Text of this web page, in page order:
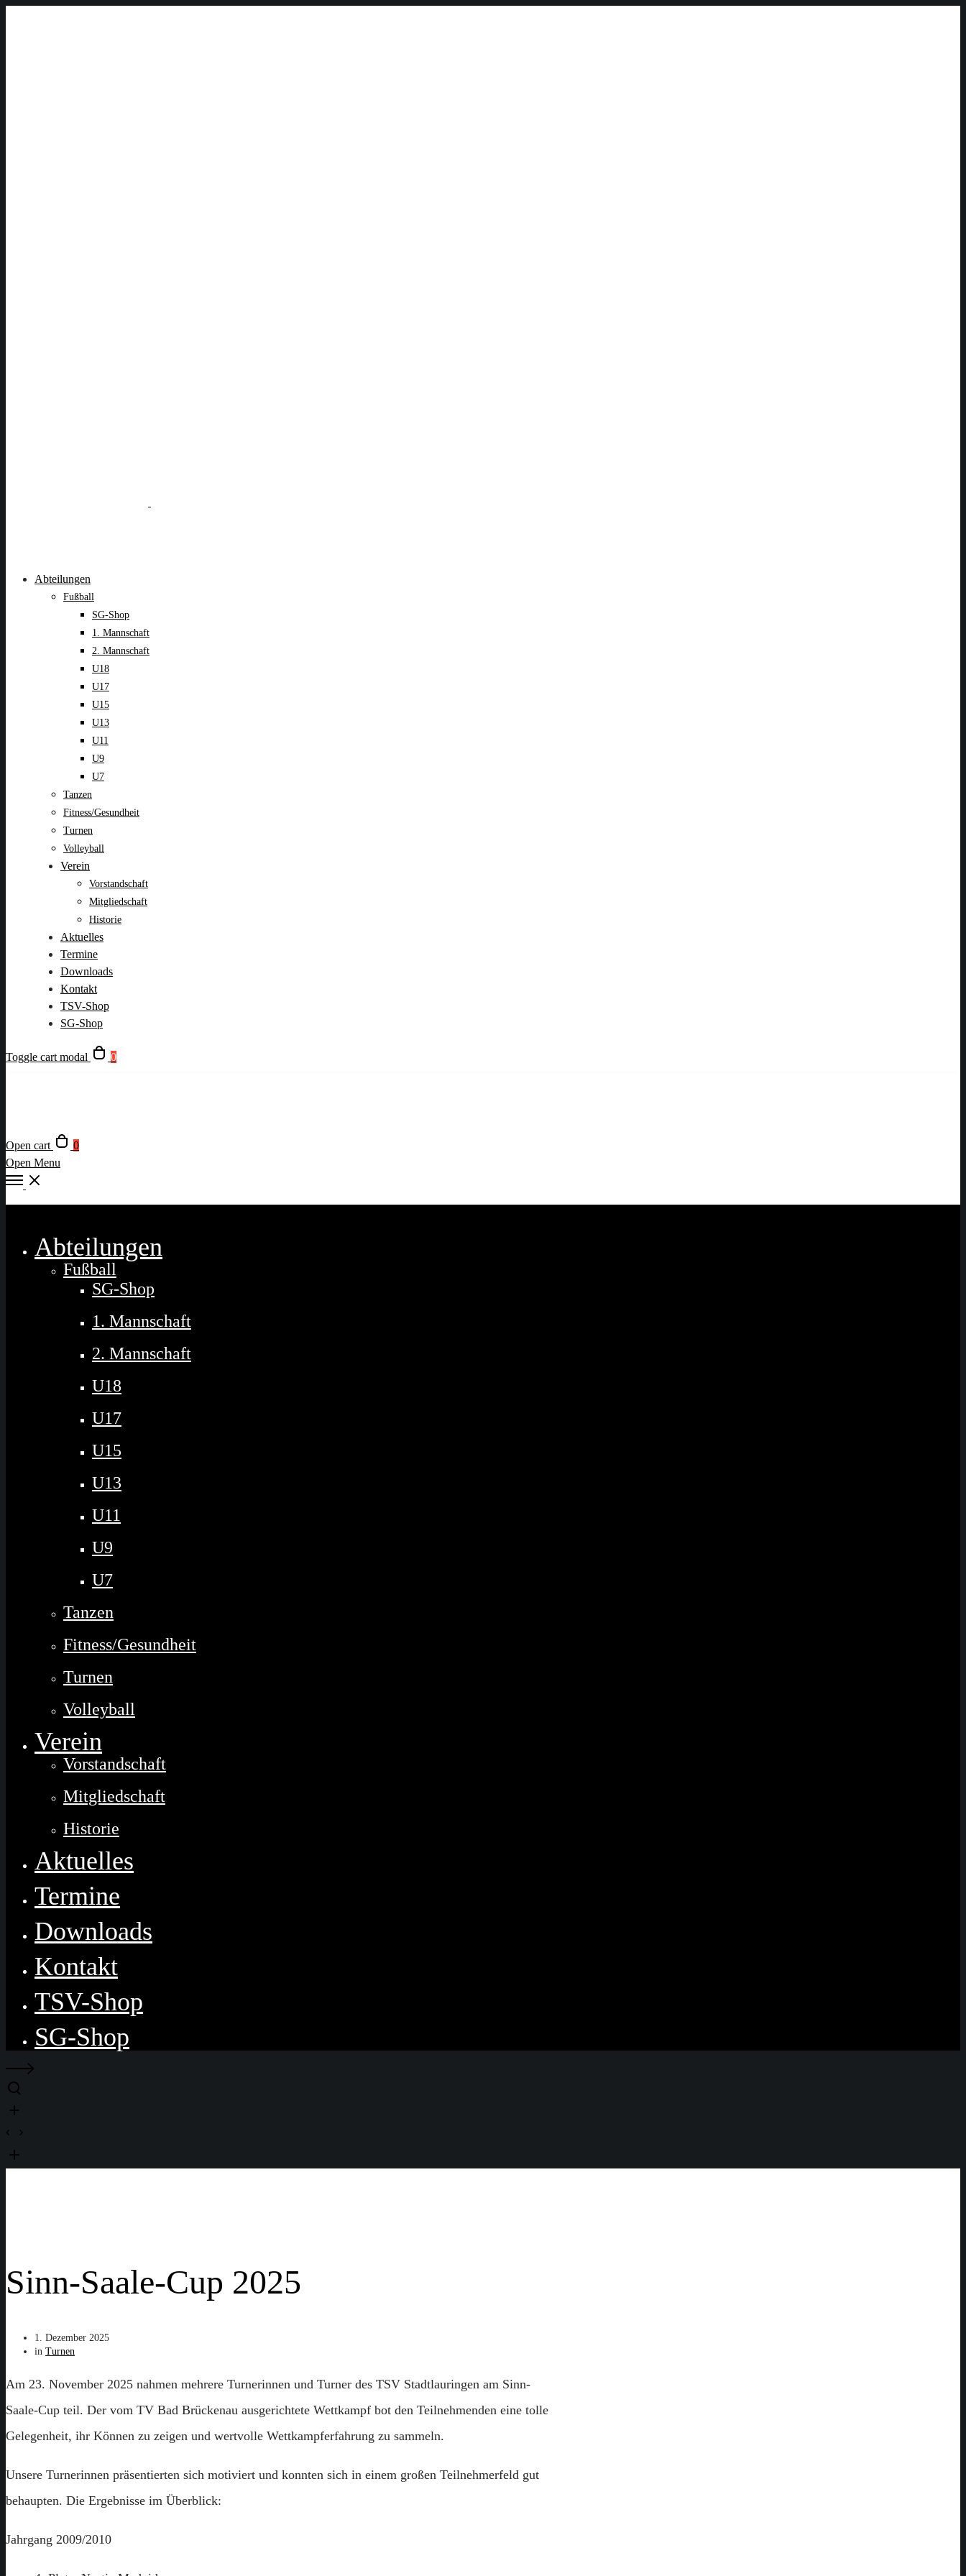
Abteilungen
Fußball
SG-Shop
1. Mannschaft
2. Mannschaft
U18
U17
U15
U13
U11
U9
U7
Tanzen
Fitness/Gesundheit
Turnen
Volleyball
Verein
Vorstandschaft
Mitgliedschaft
Historie
Aktuelles
Termine
Downloads
Kontakt
TSV-Shop
SG-Shop
Toggle cart modal 0
Open cart
0
Open Menu
Abteilungen
Fußball
SG-Shop
1. Mannschaft
2. Mannschaft
U18
U17
U15
U13
U11
U9
U7
Tanzen
Fitness/Gesundheit
Turnen
Volleyball
Verein
Vorstandschaft
Mitgliedschaft
Historie
Aktuelles
Termine
Downloads
Kontakt
TSV-Shop
SG-Shop
Sinn-Saale-Cup 2025
1. Dezember 2025
in Turnen
Am 23. November 2025 nahmen mehrere Turnerinnen und Turner des TSV Stadtlauringen am Sinn-
Saale-Cup teil. Der vom TV Bad Brückenau ausgerichtete Wettkampf bot den Teilnehmenden eine tolle
Gelegenheit, ihr Können zu zeigen und wertvolle Wettkampferfahrung zu sammeln.
Unsere Turnerinnen präsentierten sich motiviert und konnten sich in einem großen Teilnehmerfeld gut
behaupten. Die Ergebnisse im Überblick:
Jahrgang 2009/2010